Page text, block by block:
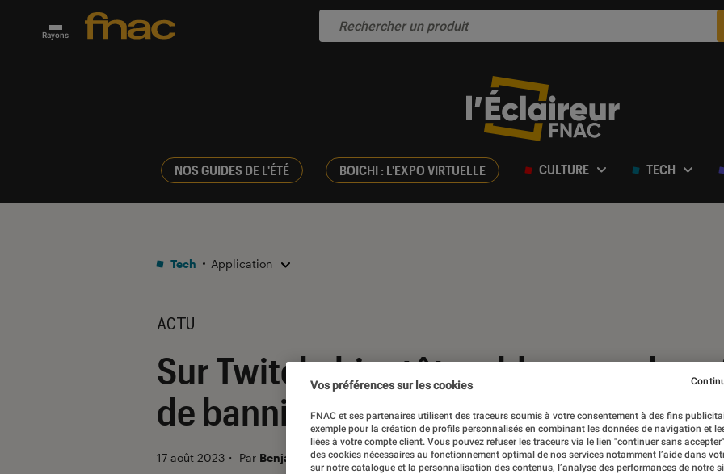
Rayons
NOS GUIDES DE L'ÉTÉ BOICHI : L'EXPO VIRTUELLE CULTURE TECH
Tech Application
ACTU
Sur Twitch, bientôt un blocage plus
de bannissement
17 août 2023 ・ Par Benjamin Logerot
Vos préférences sur les cookies
FNAC et ses partenaires utilisent des traceurs soumis à votre consentement à des fins
exemple pour la création de profils personnalisés en combinant les données de navigation et
liées à votre compte client. Vous pouvez refuser les traceurs via le lien "continuer sans
des cookies nécessaires au fonctionnement optimal de nos services notamment l’aide dans
sur notre catalogue et la personnalisation des contenus, l’analyse des performances de notre